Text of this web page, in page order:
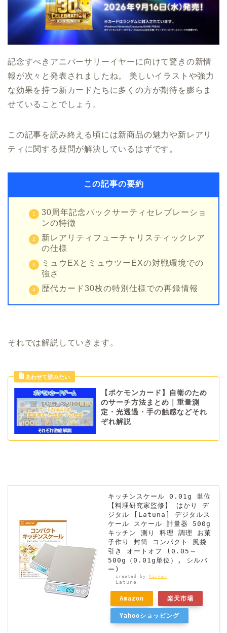
記念すべきアニバーサリーイヤーに向けて驚きの新情
報が次々と発表されましたね。 美しいイラストや強力
な効果を持つ新カードたちに多くの方が期待を膨らま
せていることでしょう。
この記事を読み終える頃には新商品の魅力や新レアリ
ティに関する疑問が解決しているはずです。
この記事の要約
30周年記念パックサーティセレブレーショ
ンの特徴
新レアリティフューチャリスティックレア
の仕様
ミュウEXとミュウツーEXの対戦環境での
強さ
歴代カード30枚の特別仕様での再録情報
それでは解説していきます。
【ポケモンカード】自衛のため
のサーチ方法まとめ｜重量測
定・光透過・手の触感などそれ
ぞれ解説
キッチンスケール 0.01g 単位
【料理研究家監修】 はかり デ
ジタル [Latuna] デジタルス
ケール スケール 計量器 500g
キッチン 測り 料理 調理 お菓
子作り 封筒 コンパクト 風袋
引き オートオフ (0.05～
500g（0.01g単位）, シルバ
ー)
created by Rinker
Latuna
Amazon 楽天市場
Yahooショッピング